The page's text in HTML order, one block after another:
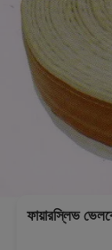
ফায়ারস্লিভ